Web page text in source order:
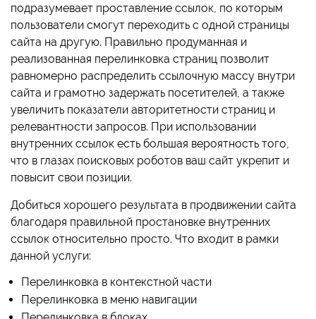
подразумевает проставление ссылок, по которым
пользователи смогут переходить с одной страницы
сайта на другую. Правильно продуманная и
реализованная перелинковка страниц позволит
равномерно распределить ссылочную массу внутри
сайта и грамотно задержать посетителей, а также
увеличить показатели авторитетности страниц и
релевантности запросов. При использовании
внутренних ссылок есть большая вероятность того,
что в глазах поисковых роботов ваш сайт укрепит и
повысит свои позиции.
Добиться хорошего результата в продвижении сайта
благодаря правильной простановке внутренних
ссылок относительно просто. Что входит в рамки
данной услуги:
Перелинковка в контекстной части
Перелинковка в меню навигации